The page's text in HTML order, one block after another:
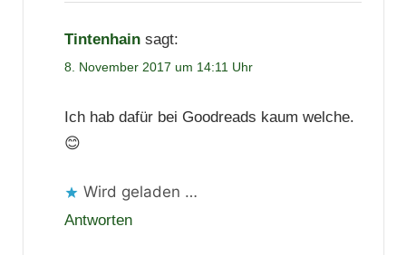
Tintenhain sagt:
8. November 2017 um 14:11 Uhr
Ich hab dafür bei Goodreads kaum welche.
😊
Wird geladen …
Antworten